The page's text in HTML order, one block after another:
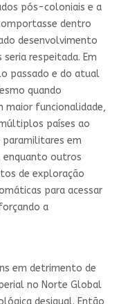
pós-coloniais e a
dentro
desenvolvimento
respeitada. Em
passado e do atual
quando
funcionalidade,
países ao
em
enquanto outros
de exploração
para acessar
a
em detrimento de
no Norte Global
desigual. Então